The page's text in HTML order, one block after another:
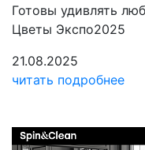
Готовы удивлять
Цветы Экспо2025
21.08.2025
читать подробнее